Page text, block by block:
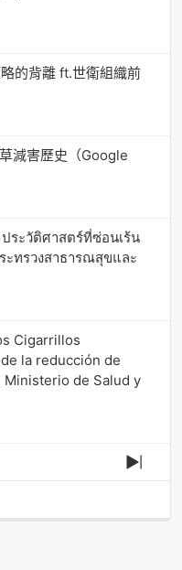
的背離 ft.世衛組織前
減害歷史（Google
ระวัติศาสตร์ที่ซ่อนเร้น
ะทรวงสาธารณสุขและ
Cigarrillos
la reducción de
de Salud y
Next